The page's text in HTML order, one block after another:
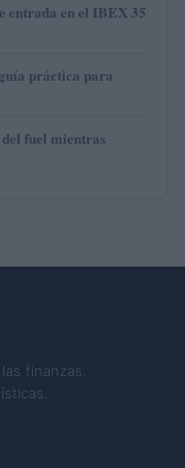
entrada en el IBEX 35
práctica para
fuel mientras
finanzas.